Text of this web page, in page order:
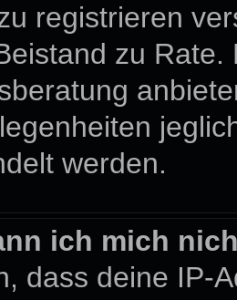
registrieren
zu
werden.
ich mich
dass deine IP-